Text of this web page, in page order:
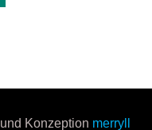
und Konzeption merryll